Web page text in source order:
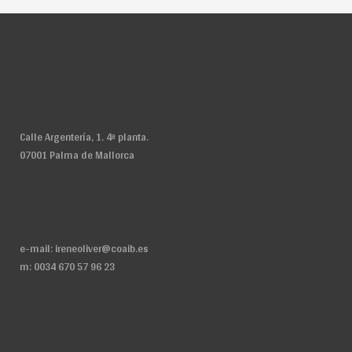
Calle Argentería, 1. 4ª planta.
07001 Palma de Mallorca
e-mail:ireneoliver@coaib.es
m: 0034 670 57 96 23